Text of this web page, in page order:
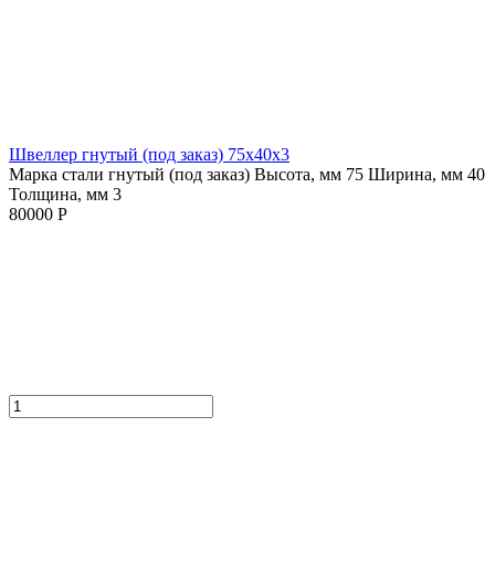
Швеллер гнутый (под заказ) 75х40х3
Марка стали гнутый (под заказ) Высота, мм 75 Ширина, мм 40
Толщина, мм 3
80000 Р